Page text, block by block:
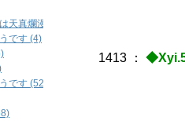
1413 ：
天真爛漫クソビッチ妻ユリカちゃん (5)
です (4)
です (52)